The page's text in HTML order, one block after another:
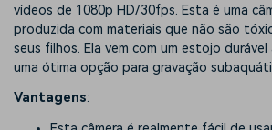
vídeos de 1080p HD/30fps. Esta é uma
produzida com materiais que não são
seus filhos. Ela vem com um estojo
uma ótima opção para gravação
Vantagens: